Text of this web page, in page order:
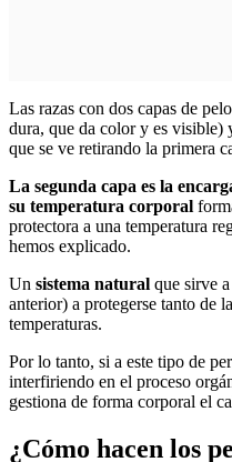
Las razas con dos capas de
dura, que da color y es
que se ve retirando la primera
La segunda capa es la
su temperatura corporal
protectora a una temperatura
hemos explicado.
Un sistema natural que sirve
anterior) a protegerse tanto de
temperaturas.
Por lo tanto, si a este tipo de
interfiriendo en el proceso
gestiona de forma corporal el
¿Cómo hacen los